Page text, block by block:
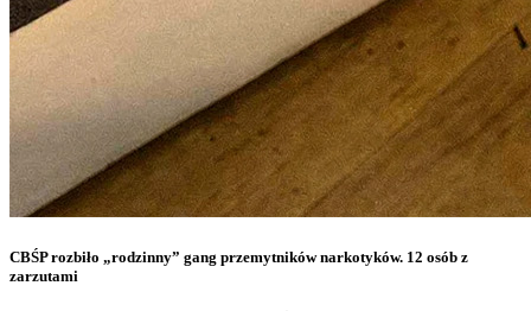
CBŚP rozbiło „rodzinny” gang przemytników narkotyków. 12 osób z
zarzutami